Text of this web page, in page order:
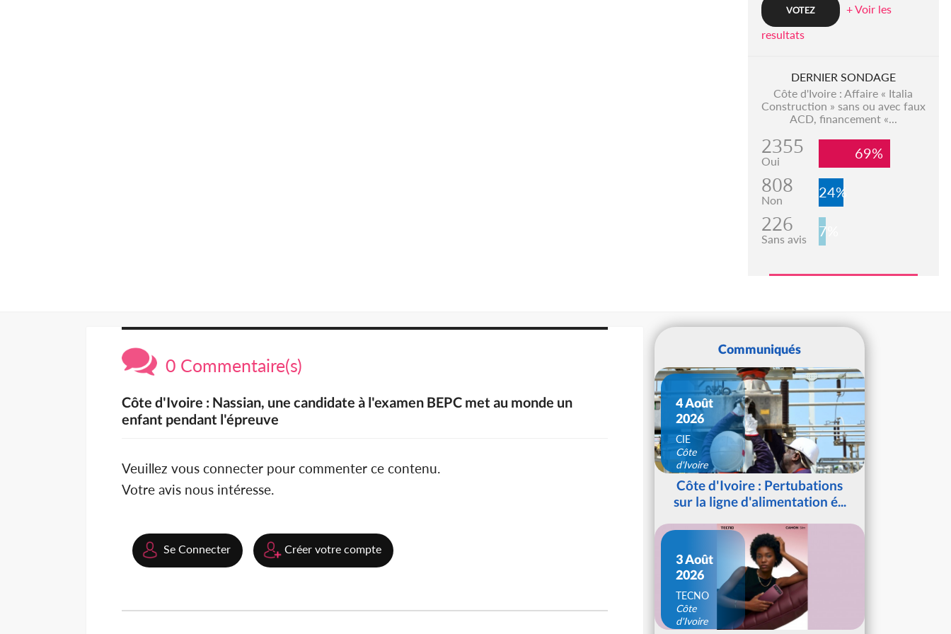
+ Voir les
resultats
DERNIER SONDAGE
Côte d'Ivoire : Affaire « Italia
Construction » sans ou avec faux
ACD, financement «...
2355
Oui 69%
808
Non 24%
226
Sans avis 7%
0 Commentaire(s)
Côte d'Ivoire : Nassian, une candidate à l'examen BEPC met au monde un
enfant pendant l'épreuve
Veuillez vous connecter pour commenter ce contenu.
Votre avis nous intéresse.
Se Connecter Créer votre compte
Communiqués
4 Août
2026
CIE
Côte
d'Ivoire
Côte d'Ivoire : Pertubations
sur la ligne d'alimentation é...
3 Août
2026
TECNO
Côte
d'Ivoire